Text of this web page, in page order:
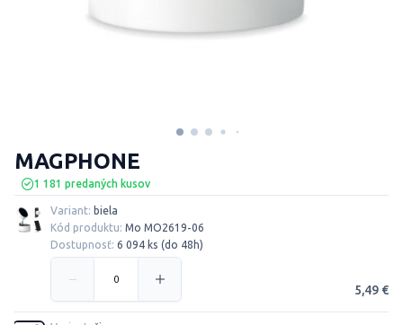
1 181 predaných kusov
MAGPHONE
Variant: biela
Kód produktu: Mo MO2619-06
Dostupnosť: 6 094 ks (do 48h)
5,49 €